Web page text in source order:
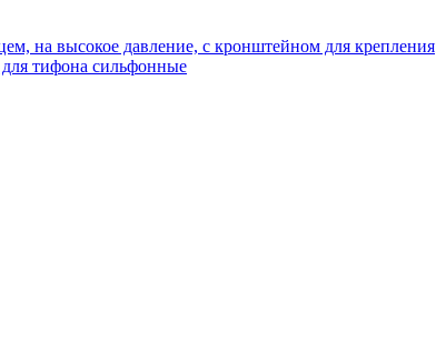
на высокое давление, с кронштейном для крепления
тифона сильфонные